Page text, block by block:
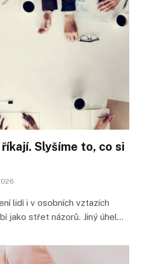
Slyšíme to, co si
lidí i v osobních vztazích
jako střet názorů. Jiný úhel…